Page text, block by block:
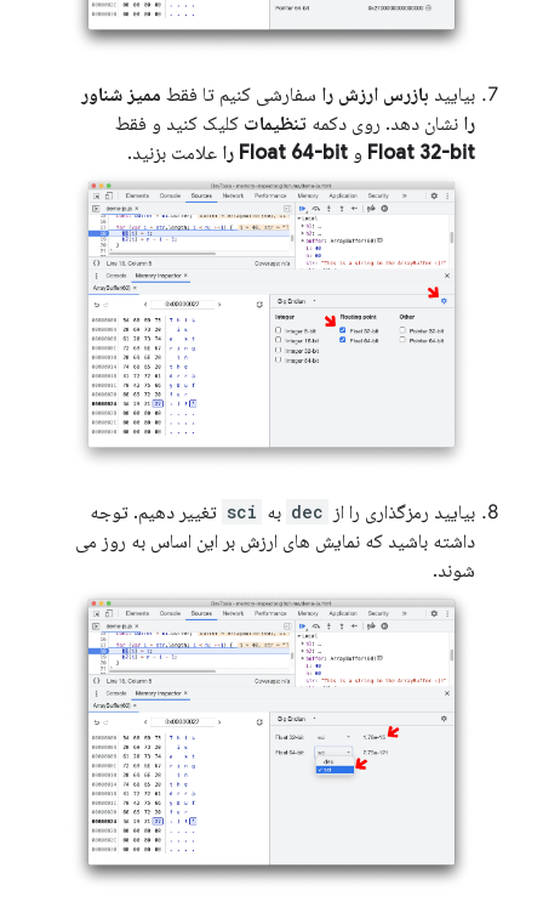
بیایید بازرس ارزش را سفارشی کنیم تا فقط ممیز شناور
را نشان دهد. روی دکمه تنظیمات کلیک کنید و فقط
Float 32-bit و Float 64-bit را علامت بزنید.
بیایید رمزگذاری را از dec به sci تغییر دهیم. توجه
داشته باشید که نمایش های ارزش بر این اساس به روز می
شوند.